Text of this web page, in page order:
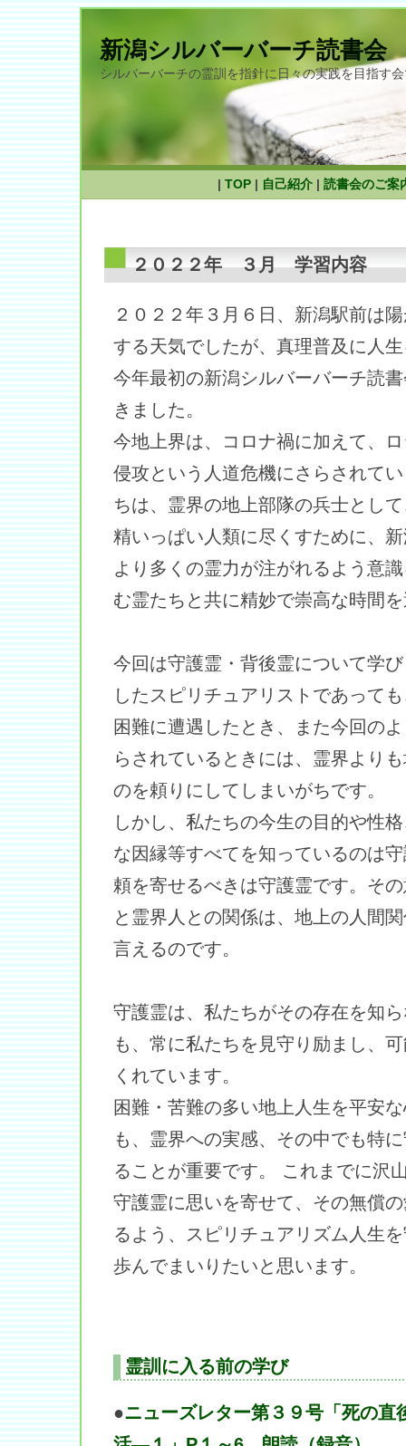
新潟シルバーバーチ読書会
シルバーバーチの霊訓を指針に日々の実践を目指す
| TOP | 自己紹介 | 読書会のご案
２０２２年 ３月 学習内容
２０２２年３月６日、新潟駅前は
する天気でしたが、真理普及に人
今年最初の新潟シルバーバーチ読
きました。
今地上界は、コロナ禍に加えて、
侵攻という人道危機にさらされて
ちは、霊界の地上部隊の兵士とし
精いっぱい人類に尽くすために、
より多くの霊力が注がれるよう意
む霊たちと共に精妙で崇高な時間
今回は守護霊・背後霊について学
したスピリチュアリストであって
困難に遭遇したとき、また今回の
らされているときには、霊界より
のを頼りにしてしまいがちです。
しかし、私たちの今生の目的や性
な因縁等すべてを知っているのは
頼を寄せるべきは守護霊です。そ
と霊界人との関係は、地上の人間
言えるのです。
守護霊は、私たちがその存在を知
も、常に私たちを見守り励まし、
くれています。
困難・苦難の多い地上人生を平安
も、霊界への実感、その中でも特
ることが重要です。 これまでに沢
守護霊に思いを寄せて、その無償
るよう、スピリチュアリズム人生
歩んでまいりたいと思います。
霊訓に入る前の学び
●ニューズレター第３９号「死の直